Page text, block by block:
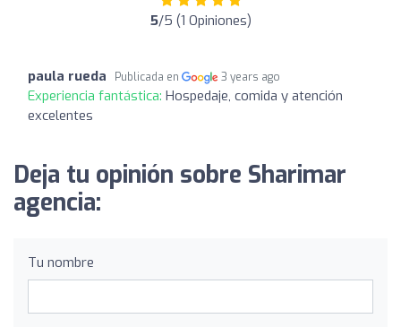
5/5 (1 Opiniones)
paula rueda Publicada en 3 years ago
Experiencia fantástica: Hospedaje, comida y atención
excelentes
Deja tu opinión sobre Sharimar
agencia:
Tu nombre